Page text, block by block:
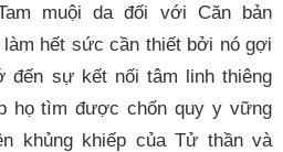
muội da đối với Căn bản
hết sức cần thiết bởi nó gợi
đến sự kết nối tâm linh thiêng
họ tìm được chốn quy y vững
khủng khiếp của Tử thần và